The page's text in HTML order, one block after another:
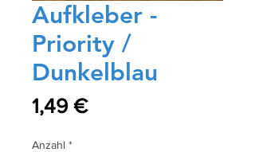
Aufkleber -
Priority /
Dunkelblau
1,49 €Preis
Anzahl *